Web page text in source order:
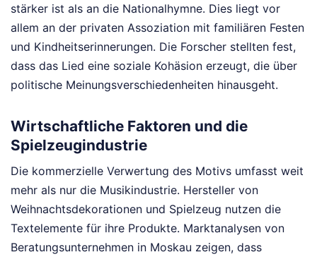
stärker ist als an die Nationalhymne. Dies liegt vor
allem an der privaten Assoziation mit familiären Festen
und Kindheitserinnerungen. Die Forscher stellten fest,
dass das Lied eine soziale Kohäsion erzeugt, die über
politische Meinungsverschiedenheiten hinausgeht.
Wirtschaftliche Faktoren und die
Spielzeugindustrie
Die kommerzielle Verwertung des Motivs umfasst weit
mehr als nur die Musikindustrie. Hersteller von
Weihnachtsdekorationen und Spielzeug nutzen die
Textelemente für ihre Produkte. Marktanalysen von
Beratungsunternehmen in Moskau zeigen, dass